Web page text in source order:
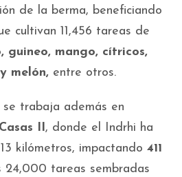
de la berma, beneficiando
cultivan 11,456 tareas de
guineo, mango, cítricos,
melón, entre otros.
se trabaja además en
II, donde el Indrhi ha
kilómetros, impactando 411
24,000 tareas sembradas